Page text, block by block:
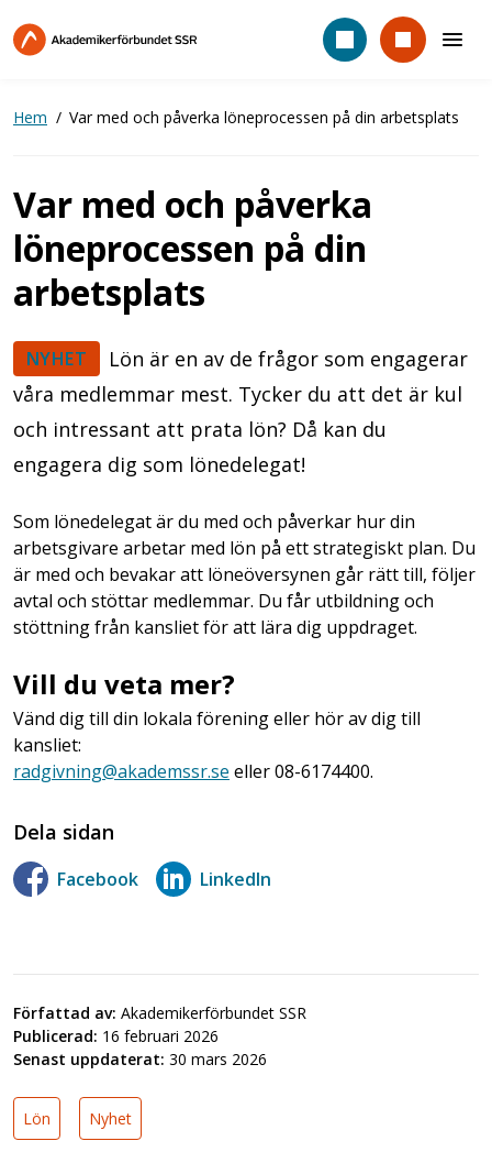
till
Hem Var med och påverka löneprocessen på din arbetsplats
Var med och påverka
löneprocessen på din
arbetsplats
NYHET
Lön är en av de frågor som engagerar
våra medlemmar mest. Tycker du att det är kul
och intressant att prata lön? Då kan du
engagera dig som lönedelegat!
Som lönedelegat är du med och påverkar hur din
arbetsgivare arbetar med lön på ett strategiskt plan. Du
är med och bevakar att löneöversynen går rätt till, följer
avtal och stöttar medlemmar. Du får utbildning och
stöttning från kansliet för att lära dig uppdraget.
Vill du veta mer?
Vänd dig till din lokala förening eller hör av dig till
kansliet:
radgivning@akademssr.se eller 08-6174400.
Dela sidan
Facebook LinkedIn
Författad av: Akademikerförbundet SSR
Publicerad: 16 februari 2026
Senast uppdaterat: 30 mars 2026
Lön Nyhet